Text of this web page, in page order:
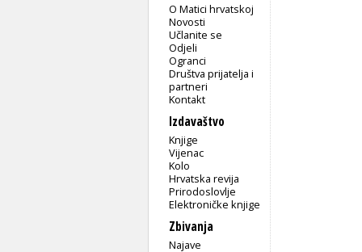
O Matici hrvatskoj
Novosti
Učlanite se
Odjeli
Ogranci
Društva prijatelja i
partneri
Kontakt
Izdavaštvo
Knjige
Vijenac
Kolo
Hrvatska revija
Prirodoslovlje
Elektroničke knjige
Zbivanja
Najave